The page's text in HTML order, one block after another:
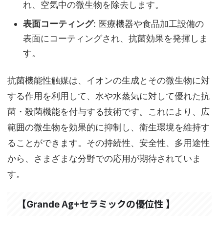
れ、空気中の微生物を除去します。
表面コーティング: 医療機器や食品加工設備の
表面にコーティングされ、抗菌効果を発揮しま
す。
抗菌機能性触媒は、イオンの生成とその微生物に対
する作用を利用して、水や水蒸気に対して優れた抗
菌・殺菌機能を付与する技術です。これにより、広
範囲の微生物を効果的に抑制し、衛生環境を維持す
ることができます。その持続性、安全性、多用途性
から、さまざまな分野での応用が期待されていま
す。
【GrandeAg+セラミックの優位性 】